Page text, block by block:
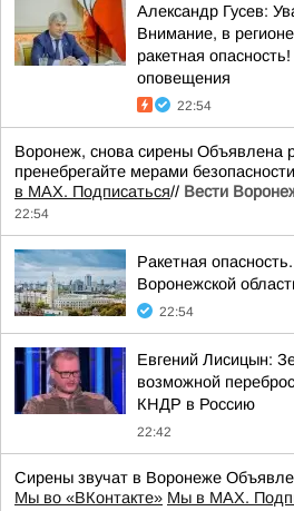
Александр Гусев:
Внимание, в
ракетная
оповещения
22:54
Воронеж, снова сирены Объявлена
пренебрегайте мерами
в MAX. Подписаться// Вести
22:54
Ракетная
Воронежской
22:54
Евгений Лисицын:
возможной
КНДР в Россию
22:42
Сирены звучат в Воронеже
Мы во «ВКонтакте» Мы в MAX.